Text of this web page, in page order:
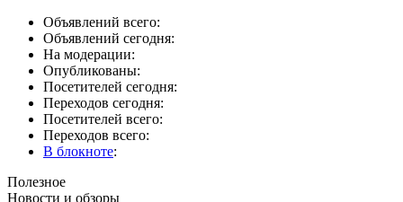
Объявлений всего:
Объявлений сегодня:
На модерации:
Опубликованы:
Посетителей сегодня:
Переходов сегодня:
Посетителей всего:
Переходов всего:
В блокноте:
Полезное
Новости и обзоры